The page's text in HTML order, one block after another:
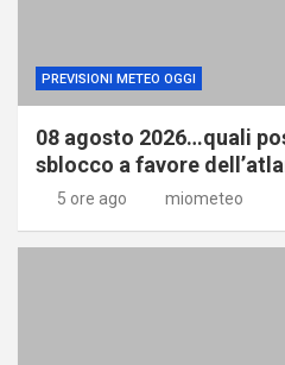
PREVISIONI METEO OGGI
08 agosto 2026…quali
sblocco a favore
5 ore ago miometeo